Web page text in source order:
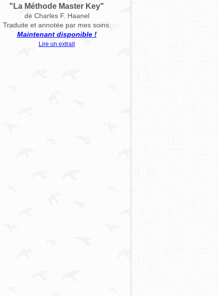
"La Méthode Master Key"
de Charles F. Haanel
Traduite et annotée par mes soins.
Maintenant disponible !
Lire un extrait